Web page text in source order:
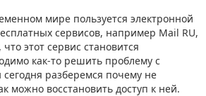
мире пользуется электронной
сервисов, например Mail RU,
этот сервис становится
как-то решить проблему с
разберемся почему не
можно восстановить доступ к ней.